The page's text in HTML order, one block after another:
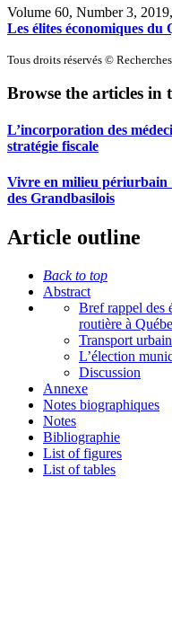
Volume 60, Number 3, 2019
Les élites économiques du
Tous droits réservés ©
Browse the articles in
L’incorporation des
stratégie fiscale
Vivre en milieu périurbain
des Grandbasilois
Article outline
Back to top
Abstract
Bref rappel des
routière à
Transport
L’élection
Discussion
Annexe
Notes biographiques
Notes
Bibliographie
List of figures
List of tables